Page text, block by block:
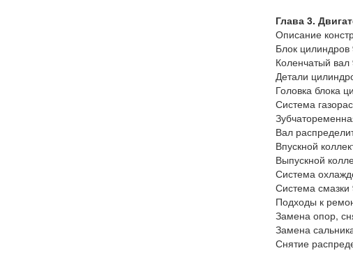
Глава 3.
Описание
Блок цилиндров
Коленчатый вал
Детали
Головка блока
Система
Вал
Впускной
Выпускной
Система
Система смазки
Подходы к
Замена опор,
Замена
Снятие